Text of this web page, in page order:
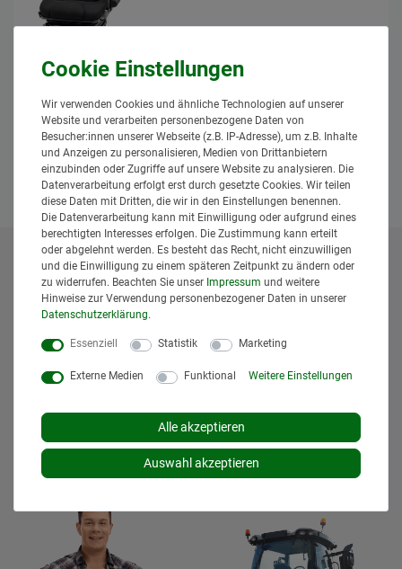
Superkomfortsitz 12V für Schlepper
1.083,95 € *
Lieferzeit: 1 bis 3 Tage*
In den Warenkorb
inkl. MwSt.zzgl.Versand
* Alle Preise inklusive gesetzlicher Mehrwertsteuer und
zuzüglichVersandkosten. Der Versand erfolgt bei vielen
Artikeln bei Bestellungen bis 14 Uhr und Sofortbezahlung
(z.B. PayPal) bereits am gleichen Werktag. Die angegebenen
Lieferzeiten gelten für Lieferungen innerhalb Deutschlands.
Versand innerhalb Deutschlands, soweit kein anders
Lieferzeiten für andere Länder entnehmen Sie bitte
den
Wir verwenden Cookies und ähnliche Technologien auf unserer
Website und verarbeiten personenbezogene Daten von
Besucher:innen unserer Webseite (z.B. IP-Adresse), um z.B. Inhalte
und Anzeigen zu personalisieren, Medien von Drittanbietern
einzubinden oder Zugriffe auf unsere Website zu analysieren. Die
Datenverarbeitung erfolgt erst durch gesetzte Cookies. Wir teilen
diese Daten mit Dritten, die wir in den Einstellungen benennen.
Die Datenverarbeitung kann mit Einwilligung oder aufgrund eines
berechtigten Interesses erfolgen. Die Zustimmung kann erteilt
oder abgelehnt werden. Es besteht das Recht, nicht einzuwilligen
und die Einwilligung zu einem späteren Zeitpunkt zu ändern oder
zu widerrufen. Beachten Sie unser Impressum und weitere
Hinweise zur Verwendung personenbezogener Daten in unserer
Daten­schutz­erklärung.
Essenziell Statistik Marketing
Externe Medien Funktional Weitere Einstellungen
Alle akzeptieren
Auswahl akzeptieren